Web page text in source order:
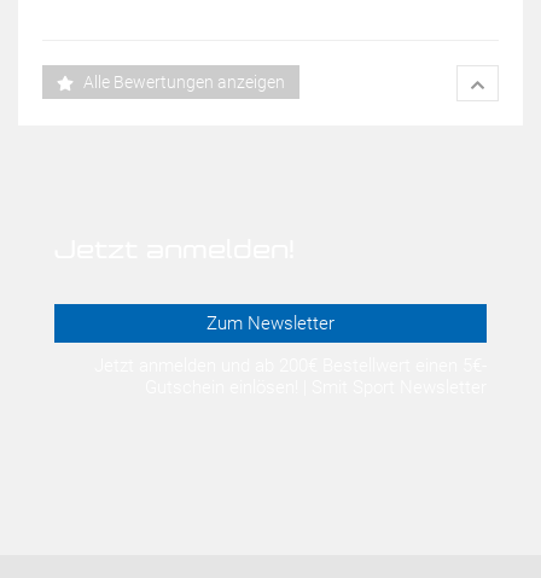
Alle Bewertungen anzeigen
Zum Newsletter